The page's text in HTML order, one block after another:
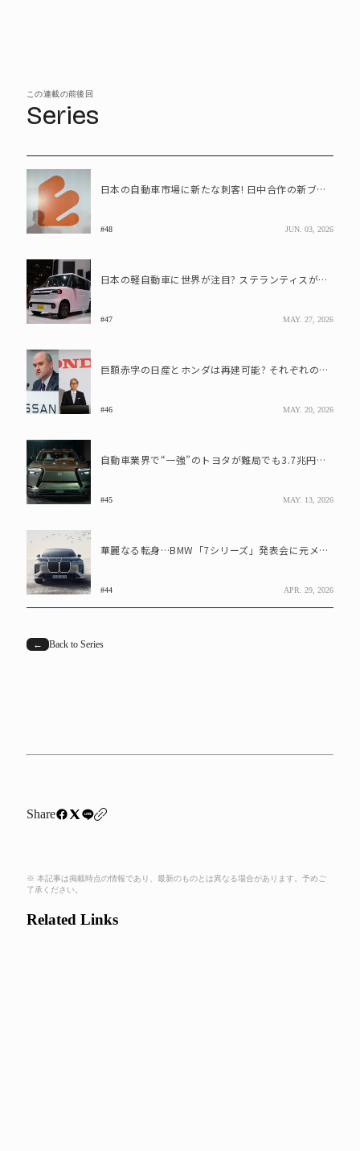
この連載の前後回
Series
日本の自動車市場に新たな刺客! 日中合作の新ブランド「EMTA」が脅威な理由
#48 JUN. 03, 2026
日本の軽自動車に世界が注目? ステランティスが「E-car」参入を表明
#47 MAY. 27, 2026
巨額赤字の日産とホンダは再建可能? それぞれの進む道を考える
#46 MAY. 20, 2026
自動車業界で“一強”のトヨタが難局でも3.7兆円の利益を叩き出せる理由
#45 MAY. 13, 2026
華麗なる転身…BMW「7シリーズ」発表会に元メルセデスの上野金太郎新社長が登場
#44 APR. 29, 2026
← Back to Series
Share
※ 本記事は掲載時点の情報であり、最新のものとは異なる場合があります。予めご
了承ください。
Related Links